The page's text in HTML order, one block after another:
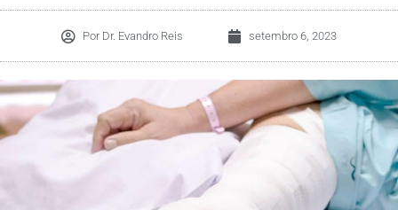
Por Dr. Evandro Reis setembro 6, 2023